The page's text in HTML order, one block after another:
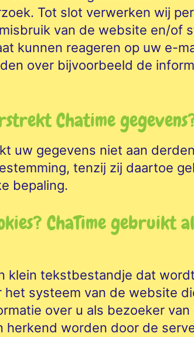
Tot slot verwerken wij
van de website en/of
kunnen reageren op uw e-
over bijvoorbeeld de
Chatime
uw gegevens niet aan
tenzij zij daartoe
bepaling.
ChaTime gebruikt
klein tekstbestandje dat
het systeem van de website
over u als bezoeker
herkend worden door de